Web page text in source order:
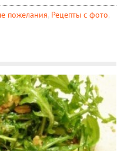
пожелания, Рецепты c фото,